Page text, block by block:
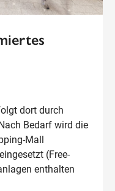
dort durch
Bedarf wird die
Mall
(Free-
enthalten